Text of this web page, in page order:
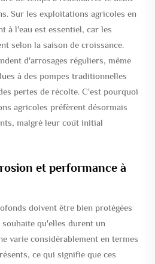
Sur les exploitations agricoles en
à l'eau est essentiel, car les
selon la saison de croissance.
d'arrosages réguliers, même
à des pompes traditionnelles
pertes de récolte. C'est pourquoi
agricoles préfèrent désormais
malgré leur coût initial
et performance à
doivent être bien protégées
qu'elles durent un
varie considérablement en termes
ce qui signifie que ces